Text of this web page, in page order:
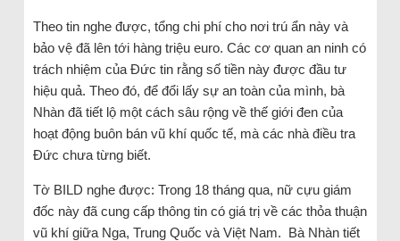
Theo tin nghe được, tổng chi phí cho nơi trú ẩn này và
bảo vệ đã lên tới hàng triệu euro. Các cơ quan an ninh có
trách nhiệm của Đức tin rằng số tiền này được đầu tư
hiệu quả. Theo đó, để đổi lấy sự an toàn của mình, bà
Nhàn đã tiết lộ một cách sâu rộng về thế giới đen của
hoạt động buôn bán vũ khí quốc tế, mà các nhà điều tra
Đức chưa từng biết.
Tờ BILD nghe được: Trong 18 tháng qua, nữ cựu giám
đốc này đã cung cấp thông tin có giá trị về các thỏa thuận
vũ khí giữa Nga, Trung Quốc và Việt Nam. Bà Nhàn tiết